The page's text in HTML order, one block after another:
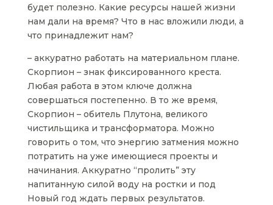
будет полезно. Какие ресурсы нашей жизни
нам дали на время? Что в нас вложили люди, а
что принадлежит нам?
– аккуратно работать на материальном плане.
Скорпион – знак фиксированного креста.
Любая работа в этом ключе должна
совершаться постепенно. В то же время,
Скорпион – обитель Плутона, великого
чистильщика и трансформатора. Можно
говорить о том, что энергию затмения можно
потратить на уже имеющиеся проекты и
начинания. Аккуратно “пролить” эту
напитанную силой воду на ростки и под
Новый год ждать первых результатов.